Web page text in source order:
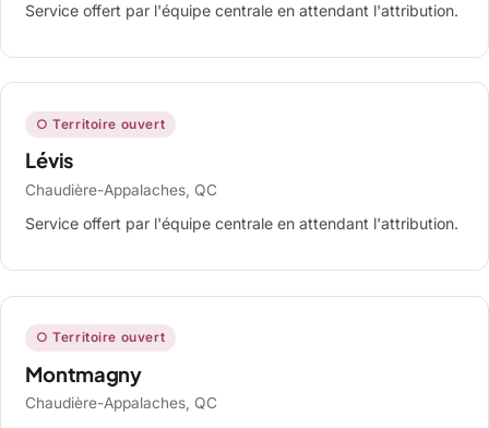
Service offert par l'équipe centrale en attendant l'attribution.
○ Territoire ouvert
Lévis
Chaudière-Appalaches, QC
Service offert par l'équipe centrale en attendant l'attribution.
○ Territoire ouvert
Montmagny
Chaudière-Appalaches, QC